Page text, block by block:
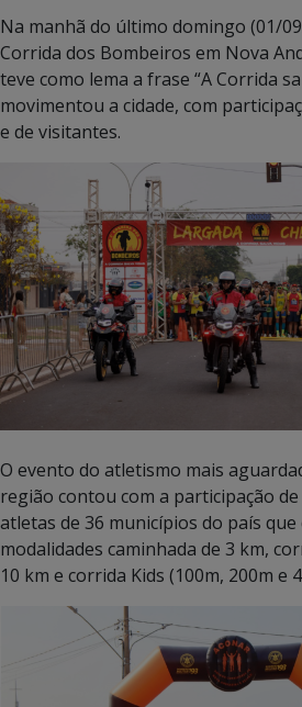
Na manhã do último domingo (01/
Corrida dos Bombeiros em Nova
teve como lema a frase “A Corrida
movimentou a cidade, com
e de visitantes.
O evento do atletismo mais
região contou com a participação
atletas de 36 municípios do país
modalidades caminhada de 3 km,
10 km e corrida Kids (100m, 200m e